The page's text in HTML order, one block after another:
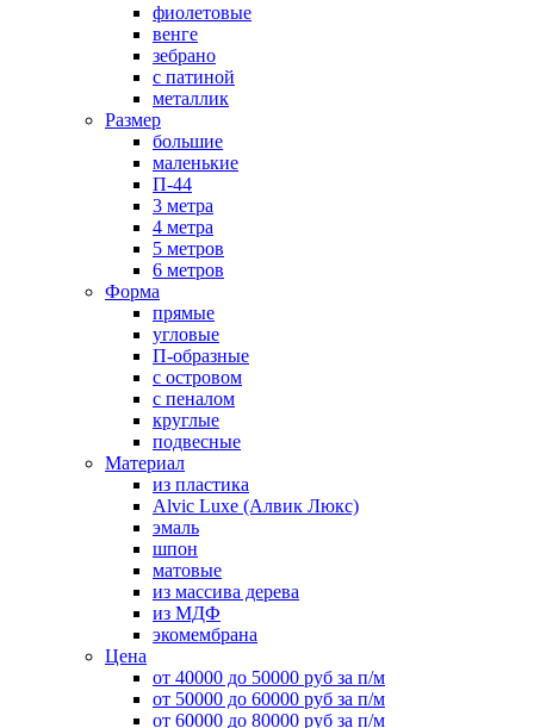
фиолетовые
венге
зебрано
с патиной
металлик
Размер
большие
маленькие
П-44
3 метра
4 метра
5 метров
6 метров
Форма
прямые
угловые
П-образные
с островом
с пеналом
круглые
подвесные
Материал
из пластика
Alvic Luxe (Алвик Люкс)
эмаль
шпон
матовые
из массива дерева
из МДФ
экомембрана
Цена
от 40000 до 50000 руб за п/м
от 50000 до 60000 руб за п/м
от 60000 до 80000 руб за п/м